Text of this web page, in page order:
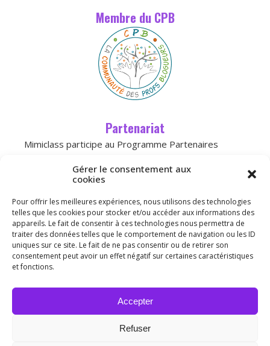
Gérer le consentement aux
cookies
Pour offrir les meilleures expériences, nous utilisons des technologies
telles que les cookies pour stocker et/ou accéder aux informations des
appareils. Le fait de consentir à ces technologies nous permettra de
traiter des données telles que le comportement de navigation ou les ID
uniques sur ce site. Le fait de ne pas consentir ou de retirer son
consentement peut avoir un effet négatif sur certaines caractéristiques
et fonctions.
Accepter
Refuser
Membre du CPB
Partenariat
Mimiclass participe au Programme Partenaires
permettre à des sites de percevoir une
versAmazon.fr
Licence
Merci de ne pas publier mon travail sur vos blogs,
mais de mettre le lien du site.
Ce(tte) œuvre est mise à disposition selon les
termes de laLicence Creative Commons